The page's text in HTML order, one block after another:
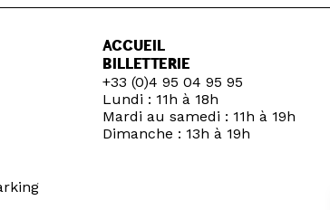
ACCUEIL
BILLETTERIE
+33 (0)4 95 04 95 95
Lundi : 11h à 18h
Mardi au samedi : 11h à 19h
Dimanche : 13h à 19h